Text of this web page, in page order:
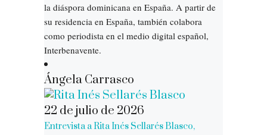
la diáspora dominicana en España. A partir de
su residencia en España, también colabora
como periodista en el medio digital español,
Interbenavente.
Ángela Carrasco
22 de julio de 2026
Entrevista a Rita Inés Sellarés Blasco,